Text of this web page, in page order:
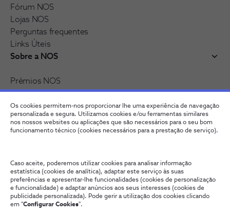
Os cookies permitem-nos proporcionar lhe uma experiência de navegação
personalizada e segura. Utilizamos cookies e/ou ferramentas similares
nos nossos websites ou aplicações que são necessários para o seu bom
funcionamento técnico (cookies necessários para a prestação de serviço).
Caso aceite, poderemos utilizar cookies para analisar informação
estatística (cookies de analítica), adaptar este serviço às suas
preferências e apresentar-lhe funcionalidades (cookies de personalização
e funcionalidade) e adaptar anúncios aos seus interesses (cookies de
publicidade personalizada). Pode gerir a utilização dos cookies clicando
em "Configurar Cookies".
Fórum NOS
Lojas NOS
Perguntas frequentes
Links Úteis
Sobre a NOS
Prémios NOS
Reconhecimentos e distinções
Recrutamento
Fale connoscoPolítica de Privacidade